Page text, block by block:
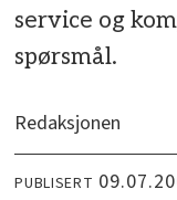
service og
spørsmål.
Redaksjonen
PUBLISERT